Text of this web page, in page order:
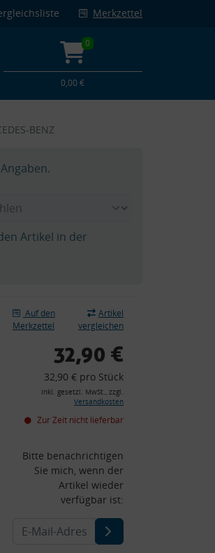
Merkzettel
0
0,00 €
BENZ
Artikel in der
Auf den
Merkzettel
Artikel
vergleichen
32,90 €
32,90 € pro Stück
inkl. gesetzl. MwSt., zzgl.
Versandkosten
Zur Zeit nicht lieferbar
Bitte benachrichtigen
Sie mich, wenn der
Artikel wieder
verfügbar ist: